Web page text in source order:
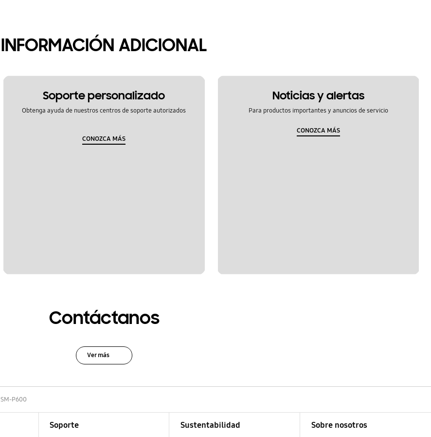
INFORMACIÓN ADICIONAL
Soporte personalizado
Obtenga ayuda de nuestros centros de soporte autorizados
CONOZCA MÁS
Noticias y alertas
Para productos importantes y anuncios de servicio
CONOZCA MÁS
Contáctanos
Ver más
SM-P600
Soporte Sustentabilidad Sobre nosotros